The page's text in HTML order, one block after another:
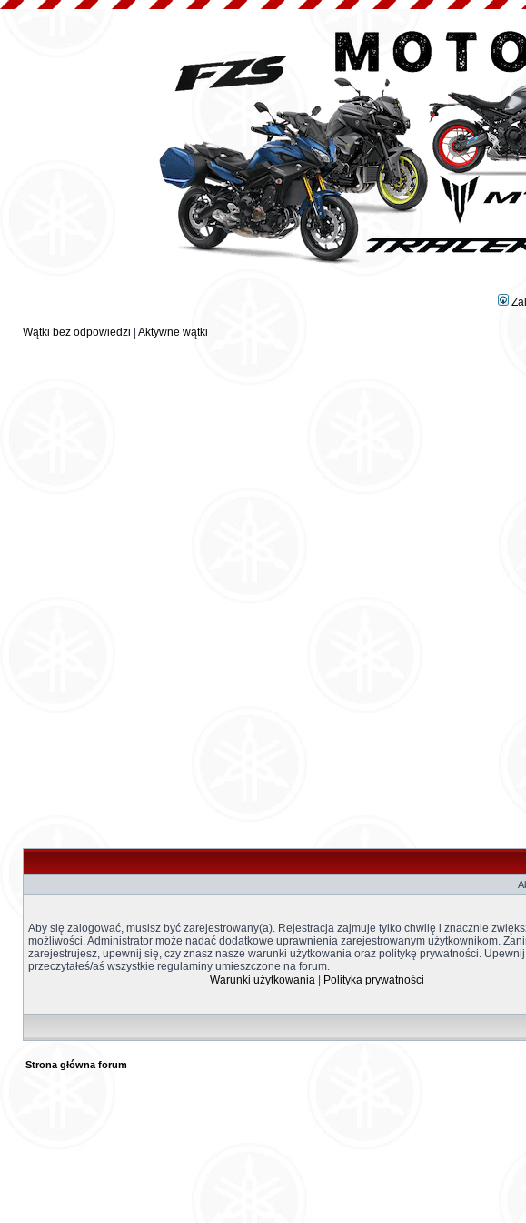
Wątki bez odpowiedzi Aktywne wątki
Aby się zalogować, musisz być zarejestrowany(a). Rejestracja zajmuje tylko chwilę i znacznie
możliwości. Administrator może nadać dodatkowe uprawnienia zarejestrowanym użytkownikom.
zarejestrujesz, upewnij się, czy znasz nasze warunki użytkowania oraz politykę prywatności. Upewnij
przeczytałeś/aś wszystkie regulaminy umieszczone na forum.
Warunki użytkowania| Polityka prywatności
Strona główna forum